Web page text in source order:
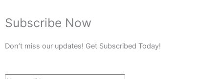
Subscribe Now
Don’t miss our updates! Get Subscribed Today!